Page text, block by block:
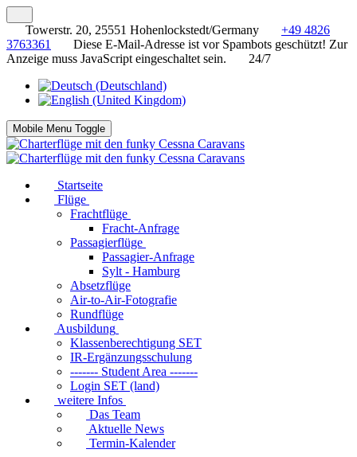
Towerstr. 20, 25551 Hohenlockstedt/Germany
+49 4826
3763361
Diese E-Mail-Adresse ist vor Spambots geschützt! Zur
Anzeige muss JavaScript eingeschaltet sein.
24/7
Mobile Menu Toggle
Startseite
Flüge
Frachtflüge
Fracht-Anfrage
Passagierflüge
Passagier-Anfrage
Sylt - Hamburg
Absetzflüge
Air-to-Air-Fotografie
Rundflüge
Ausbildung
Klassenberechtigung SET
IR-Ergänzungsschulung
------- Student Area -------
Login SET (land)
weitere Infos
Das Team
Aktuelle News
Termin-Kalender